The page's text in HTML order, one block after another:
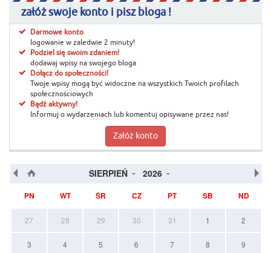
załóż swoje konto i pisz bloga !
Darmowe konto
logowanie w zaledwie 2 minuty!
Podziel się swoim zdaniem!
dodawaj wpisy na swojego bloga
Dołącz do społeczności!
Twoje wpisy mogą być widoczne na wszystkich Twoich profilach
społecznościowych
Bądź aktywny!
Informuj o wydarzeniach lub komentuj opisywane przez nas!
Załóż konto
SIERPIEŃ 2026
PN WT ŚR CZ PT SB ND
27 28 29 30 31 1 2
3 4 5 6 7 8 9